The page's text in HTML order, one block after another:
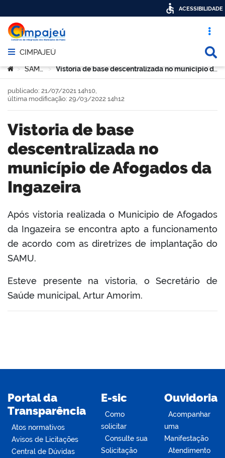
Acesso
Abrir menu principal de navegação
CIMPAJEÚ
Você está aqui:
> SAMU > Vistoria de base descentralizada no município de Afogados da Ingazeira
Vistoria de base
descentralizada no
município de Afogados da
Ingazeira
publicado: 21/07/2021 14h10,
última modificação: 29/03/2022 14h12
Após vistoria realizada o Municipio de Afogados
da Ingazeira se encontra apto a funcionamento
de acordo com as diretrizes de implantação do
SAMU.
Esteve presente na vistoria, o Secretário de
Saúde municipal, Artur Amorim.
Portal da
Transparência
Atos normativos
Avisos de Licitações
Central de Dúvidas
E-sic
Como
solicitar
Consulte sua
Solicitação
Ouvidoria
Acompanhar
uma
Manifestação
Atendimento
ACESSIBILIDADE